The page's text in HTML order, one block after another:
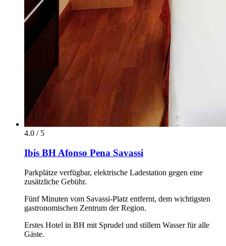
4.0 / 5
Ibis BH Afonso Pena Savassi
Parkplätze verfügbar, elektrische Ladestation gegen eine
zusätzliche Gebühr.
Fünf Minuten vom Savassi-Platz entfernt, dem wichtigsten
gastronomischen Zentrum der Region.
Erstes Hotel in BH mit Sprudel und stillem Wasser für alle
Gäste.